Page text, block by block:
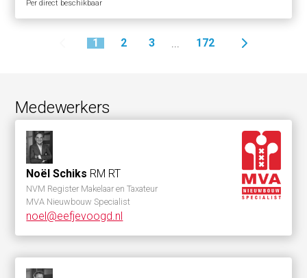
Per direct beschikbaar
1 2 3 172
Medewerkers
Noël Schiks RM RT
NVM Register Makelaar en Taxateur
MVA Nieuwbouw Specialist
noel@eefjevoogd.nl